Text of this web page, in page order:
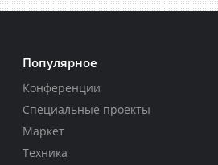
Популярное
Конференции
Специальные проекты
Маркет
Техника